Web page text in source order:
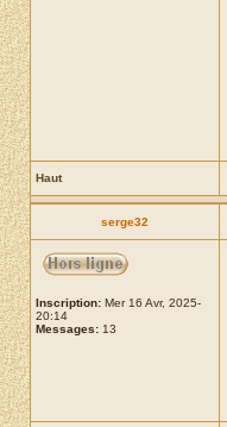
Haut
serge32
Inscription: Mer 16 Avr, 2025-
20:14
Messages: 13